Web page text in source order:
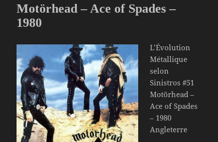
Motörhead – Ace of Spades –
1980
L’Évolution
Métallique
selon
Sinistros #51
Motörhead –
Ace of Spades
– 1980
Angleterre